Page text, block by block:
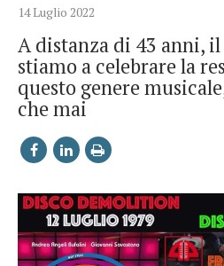
14 Luglio 2022
A distanza di 43 anni,
stiamo a celebrare la
questo genere
che mai